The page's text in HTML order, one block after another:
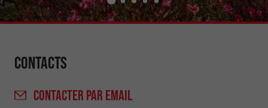
Contacts
CONTACTER PAR EMAIL